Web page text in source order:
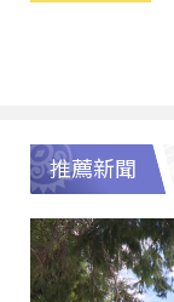
推薦新聞